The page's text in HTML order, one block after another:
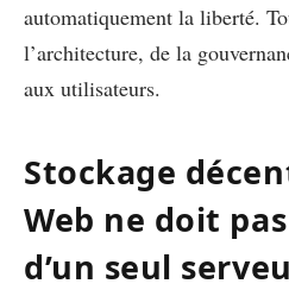
automatiquement la liberté.
l’architecture, de la
aux utilisateurs.
Stockage
Web ne doit
d’un seul